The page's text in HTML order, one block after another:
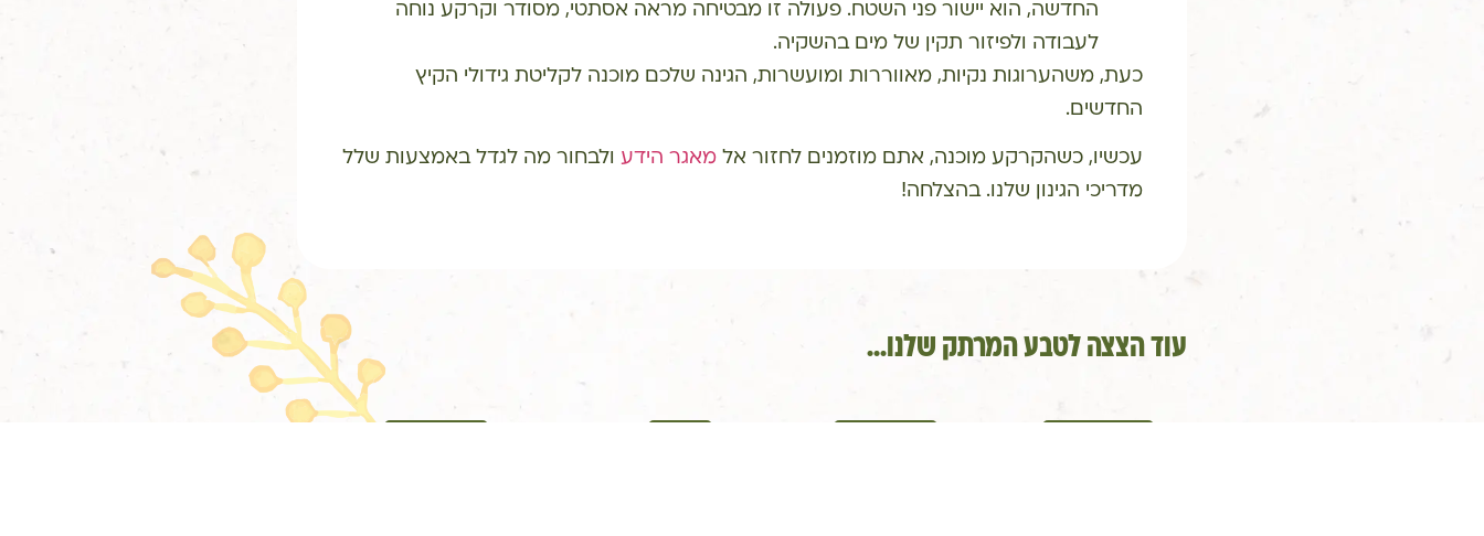
החדשה, הוא יישור פני השטח. פעולה זו מבטיחה מראה אסתטי, מסודר וקרקע נוחה
לעבודה ולפיזור תקין של מים בהשקיה.
כעת, משהערוגות נקיות, מאווררות ומועשרות, הגינה שלכם מוכנה לקליטת גידולי הקיץ
החדשים.
עכשיו, כשהקרקע מוכנה, אתם מוזמנים לחזור אלמאגר הידע ולבחור מה לגדל באמצעות שלל
מדריכי הגינון שלנו. בהצלחה!
עוד הצצה לטבע המרתק שלנו...